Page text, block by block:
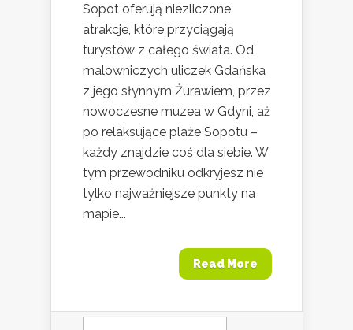
Sopot oferują niezliczone
atrakcje, które przyciągają
turystów z całego świata. Od
malowniczych uliczek Gdańska
z jego słynnym Żurawiem, przez
nowoczesne muzea w Gdyni, aż
po relaksujące plaże Sopotu –
każdy znajdzie coś dla siebie. W
tym przewodniku odkryjesz nie
tylko najważniejsze punkty na
mapie...
Read More
Szukaj: